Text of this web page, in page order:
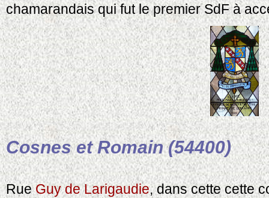
chamarandais qui fut le premier SdF à
Cosnes et Romain (54400)
RueGuy de Larigaudie, dans cette cette